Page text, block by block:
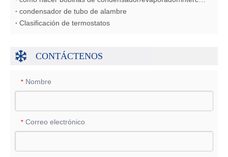
condensador de tubo de alambre
Clasificación de termostatos
CONTÁCTENOS
* Nombre
* Correo electrónico